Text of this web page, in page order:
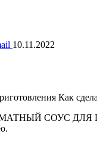
10.11.2022
СОУС ДЛЯ